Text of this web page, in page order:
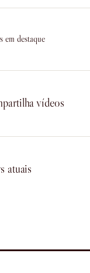
em destaque
vídeos
atuais